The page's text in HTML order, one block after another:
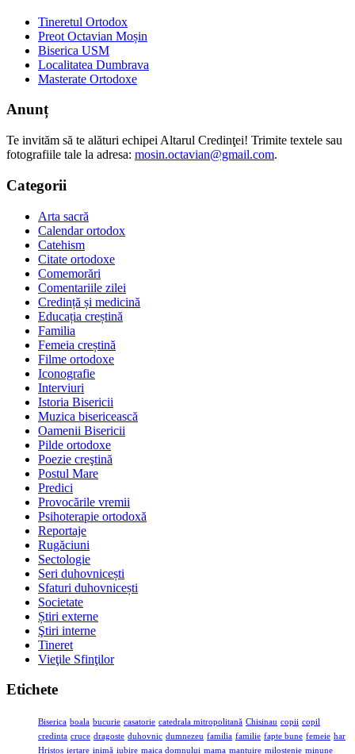
Tineretul Ortodox
Preot Octavian Moșin
Biserica USM
Localitatea Dumbrava
Masterate Ortodoxe
Anunț
Te invităm să te alături echipei Altarul Credinţei! Trimite textele sau
fotografiile tale la adresa: mosin.octavian@gmail.com.
Categorii
Arta sacră
Calendar ortodox
Catehism
Citate ortodoxe
Comemorări
Comentariile zilei
Credință și medicină
Educația creștină
Familia
Femeia creștină
Filme ortodoxe
Iconografie
Interviuri
Istoria Bisericii
Muzica bisericească
Oamenii Bisericii
Pilde ortodoxe
Poezie creştină
Postul Mare
Predici
Provocările vremii
Psihoterapie ortodoxă
Reportaje
Rugăciuni
Sectologie
Seri duhovnicești
Sfaturi duhovnicești
Societate
Știri externe
Ştiri interne
Tineret
Vieţile Sfinţilor
Etichete
Biserica boala bucurie casatorie catedrala mitropolitană Chisinau copii copil
credinta cruce dragoste duhovnic dumnezeu familia familie fapte bune femeie har
Hristos iertare inimă iubire maica domnului mama mantuire milostenie minune